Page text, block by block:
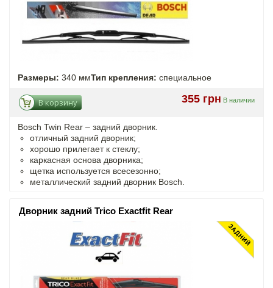
Размеры: 340 ммТип крепления: специальное
355 грн В наличии
В корзину
Bosch Twin Rear – задний дворник.
отличный задний дворник;
хорошо прилегает к стеклу;
каркасная основа дворника;
щетка используется всесезонно;
металлический задний дворник Bosch.
Дворник задний Trico Exactfit Rear